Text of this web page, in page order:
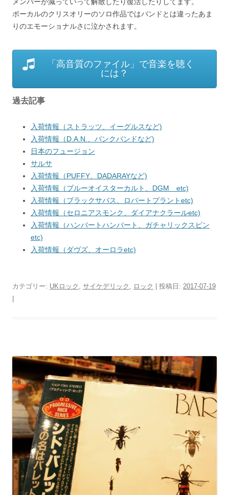
メンバーが減っていって解散したり復活したりしてます。
ボーカルのクリスオリーのソロ作品ではバンドとは違ったあま
りのエモーショナルさに泣かされます。
「高音質のファイル」で音楽を聴く
には？
過去記事
入荷情報（ストラッツ、イーグルスなど)
入荷情報（D.A.N.、バンクバンドなど)
日本のフュージョン
サルサ
入荷情報（PUFFY、DADARAYなど)
入荷情報（ブルーオイスターカルト、DGM etc)
入荷情報（ブラックサバス、ロバートプラントetc)
入荷情報（セロニアスモンク、ダイアナクラールetc)
入荷情報（ハンバートハンバート、ガチャリックスピン
etc)
入荷情報（ダヴズ、オーロラetc)
カテゴリー: UKロック サイケデリック ロック | 投稿日: 2017-07-19
|